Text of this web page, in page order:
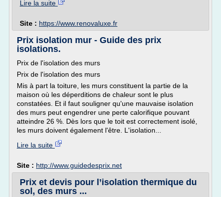
Lire la suite
Site : https://www.renovaluxe.fr
Prix isolation mur - Guide des prix
isolations.
Prix de l'isolation des murs
Prix de l'isolation des murs
Mis à part la toiture, les murs constituent la partie de la
maison où les déperditions de chaleur sont le plus
constatées. Et il faut souligner qu'une mauvaise isolation
des murs peut engendrer une perte calorifique pouvant
atteindre 26 %. Dès lors que le toit est correctement isolé,
les murs doivent également l'être. L'isolation...
Lire la suite
Site : http://www.guidedesprix.net
Prix et devis pour l’isolation thermique du
sol, des murs ...